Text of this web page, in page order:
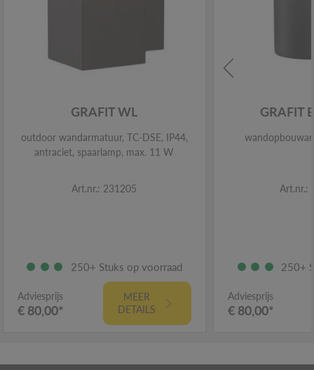
GRAFIT WL
outdoor wandarmatuur, TC-DSE, IP44,
antraciet, spaarlamp, max. 11 W
Art.nr.: 231205
250+ Stuks op voorraad
Adviesprijs
€ 80,00*
MEER
DETAILS
GRAFIT
Art.nr.:
250+
Adviesprijs
€ 80,00*